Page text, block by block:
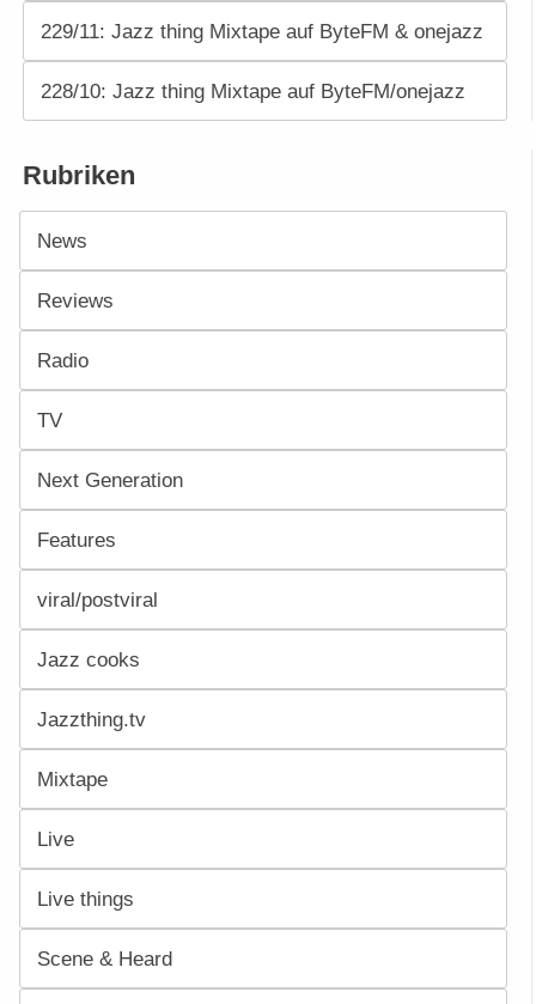
229/11: Jazz thing Mixtape auf ByteFM & onejazz
228/10: Jazz thing Mixtape auf ByteFM/onejazz
Rubriken
News
Reviews
Radio
TV
Next Generation
Features
viral/postviral
Jazz cooks
Jazzthing.tv
Mixtape
Live
Live things
Scene & Heard